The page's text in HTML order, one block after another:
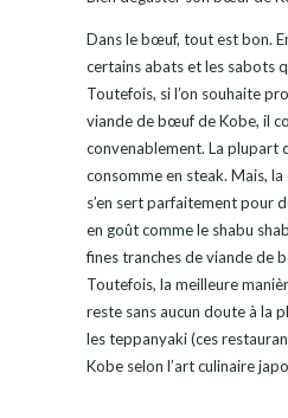
Dans le bœuf, tout est bon.
certains abats et les sabots
Toutefois, si l’on souhaite
viande de bœuf de Kobe, il
convenablement. La plupart
consomme en steak. Mais,
s’en sert parfaitement pour
en goût comme le shabu
fines tranches de viande de
Toutefois, la meilleure
reste sans aucun doute à la
les teppanyaki (ces
Kobe selon l’art culinaire